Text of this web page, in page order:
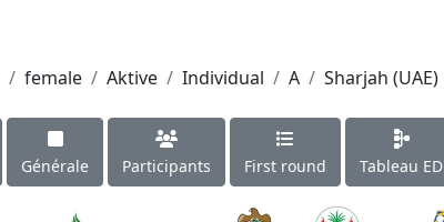
female Aktive Individual A Sharjah (UAE)
Générale Participants First round Tableau ED